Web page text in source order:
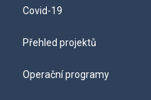
Covid-19
Přehled projektů
Operační programy